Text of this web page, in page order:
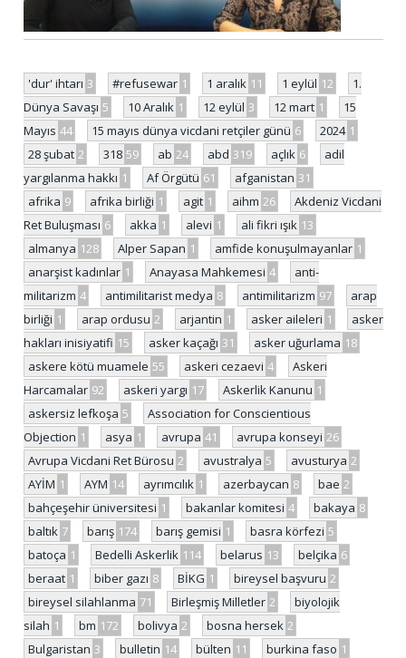
'dur' ihtarı 3 #refusewar 1 1 aralık 11 1 eylül 12
1.
Dünya Savaşı 5 10 Aralık 1 12 eylül 3 12 mart 1
15
Mayıs 44 15 mayıs dünya vicdani retçiler günü 6 2024 1
28 şubat 2 318 59 ab 24 abd 319 açlık 6
adil
yargılanma hakkı 1 Af Örgütü 61 afganistan 31
afrika 9 afrika birliği 1 agit 1 aihm 26
Akdeniz Vicdani
Ret Buluşması 6 akka 1 alevi 1 ali fikri ışık 13
almanya 128 Alper Sapan 1 amfide konuşulmayanlar 1
anarşist kadınlar 1 Anayasa Mahkemesi 4
anti-
militarizm 4 antimilitarist medya 8 antimilitarizm 97
arap
birliği 1 arap ordusu 2 arjantin 1 asker aileleri 1
asker
hakları inisiyatifi 15 asker kaçağı 31 asker uğurlama 18
askere kötü muamele 55 askeri cezaevi 4
Askeri
Harcamalar 92 askeri yargı 17 Askerlik Kanunu 1
askersiz lefkoşa 5
Association for Conscientious
Objection 1 asya 1 avrupa 41 avrupa konseyi 26
Avrupa Vicdani Ret Bürosu 2 avustralya 5 avusturya 2
AYİM 1 AYM 14 ayrımcılık 1 azerbaycan 8 bae 2
bahçeşehir üniversitesi 1 bakanlar komitesi 4 bakaya 8
baltık 7 barış 174 barış gemisi 1 basra körfezi 5
batoça 1 Bedelli Askerlik 114 belarus 13 belçika 6
beraat 1 biber gazı 8 BİKG 1 bireysel başvuru 2
bireysel silahlanma 71 Birleşmiş Milletler 2
biyolojik
silah 1 bm 172 bolivya 2 bosna hersek 2
Bulgaristan 3 bulletin 14 bülten 11 burkina faso 1